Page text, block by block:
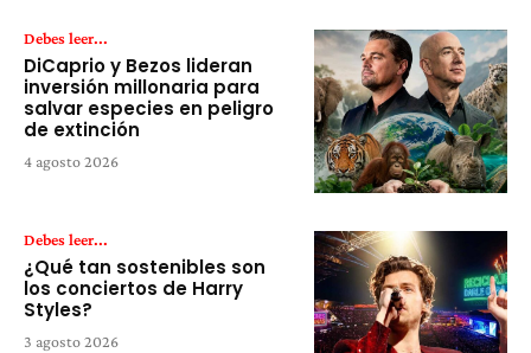
Debes leer...
DiCaprio y Bezos lideran
inversión millonaria para
salvar especies en peligro
de extinción
4 agosto 2026
Debes leer...
¿Qué tan sostenibles son
los conciertos de Harry
Styles?
3 agosto 2026